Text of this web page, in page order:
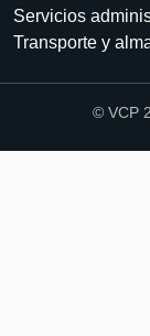
Servicios
Transporte y
© VCP